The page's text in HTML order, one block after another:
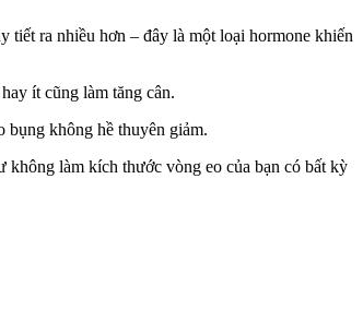
ra nhiều hơn – đây là một loại hormone khiến
ít cũng làm tăng cân.
bụng không hề thuyên giảm.
không làm kích thước vòng eo của bạn có bất kỳ